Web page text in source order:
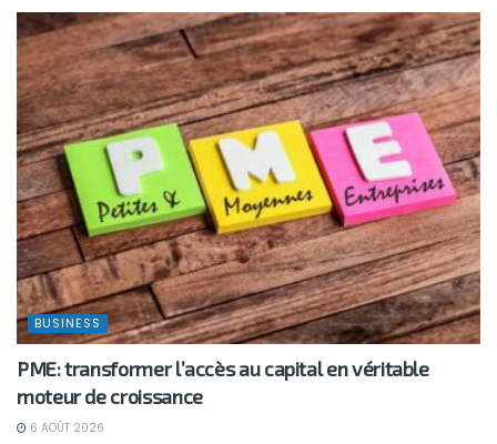
BUSINESS
PME: transformer l’accès au capital en véritable
moteur de croissance
6 AOÛT 2026